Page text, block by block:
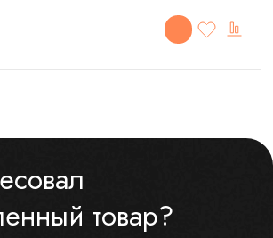
товар?